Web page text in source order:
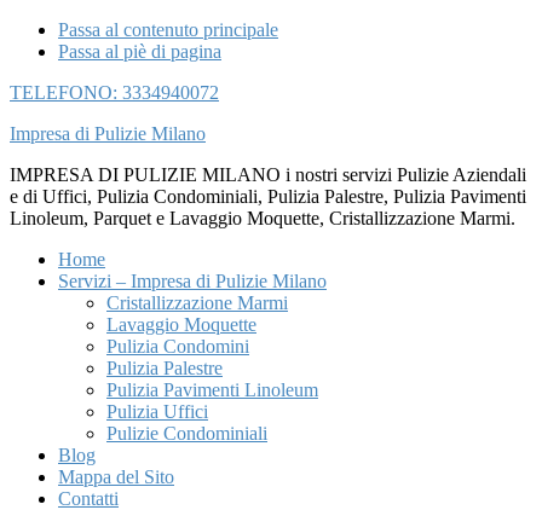
Passa al contenuto principale
Passa al piè di pagina
TELEFONO: 3334940072
Impresa di Pulizie Milano
IMPRESA DI PULIZIE MILANO i nostri servizi Pulizie Aziendali
e di Uffici, Pulizia Condominiali, Pulizia Palestre, Pulizia Pavimenti
Linoleum, Parquet e Lavaggio Moquette, Cristallizzazione Marmi.
Home
Servizi – Impresa di Pulizie Milano
Cristallizzazione Marmi
Lavaggio Moquette
Pulizia Condomini
Pulizia Palestre
Pulizia Pavimenti Linoleum
Pulizia Uffici
Pulizie Condominiali
Blog
Mappa del Sito
Contatti